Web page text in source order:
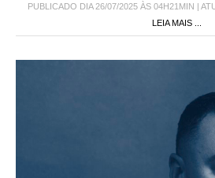
PUBLICADO DIA 26/07/2025 ÀS 04H21MIN |
LEIA MAIS ...